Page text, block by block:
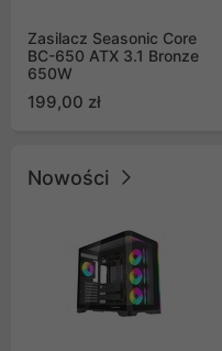
Zasilacz Seasonic Core
BC-650 ATX 3.1 Bronze
650W
199,00 zł
Nowości